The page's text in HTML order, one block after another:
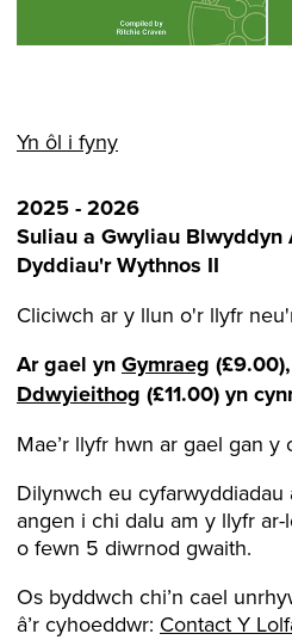
Yn ôl i fyny
2025 - 2026
Suliau a Gwyliau Blwyddyn
Dyddiau'r Wythnos II
Cliciwch ar y llun o'r llyfr
Ar gael ynGymraeg (£9.00),
Ddwyieithog (£11.00)yn
Mae’r llyfr hwn ar gael gan y
Dilynwch eu cyfarwyddiadau
angen i chi dalu am y llyfr
o fewn 5 diwrnod gwaith.
Os byddwch chi’n cael
â’r cyhoeddwr: Contact Y